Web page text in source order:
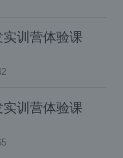
化。知识价值
和成长机会，
学习者独立思
角色相互补
技术。
习目标后，设
训营体验课
训营体验课